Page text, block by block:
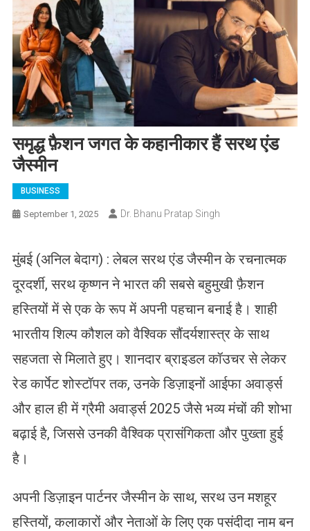
समृद्ध फ़ैशन जगत के कहानीकार हैं सरथ एंड
जैस्मीन
BUSINESS
September 1, 2025 Dr. Bhanu Pratap Singh
मुंबई (अनिल बेदाग) : लेबल सरथ एंड जैस्मीन के रचनात्मक
दूरदर्शी, सरथ कृष्णन ने भारत की सबसे बहुमुखी फ़ैशन
हस्तियों में से एक के रूप में अपनी पहचान बनाई है। शाही
भारतीय शिल्प कौशल को वैश्विक सौंदर्यशास्त्र के साथ
सहजता से मिलाते हुए। शानदार ब्राइडल कॉउचर से लेकर
रेड कार्पेट शोस्टॉपर तक, उनके डिज़ाइनों आईफा अवार्ड्स
और हाल ही में ग्रैमी अवार्ड्स 2025 जैसे भव्य मंचों की शोभा
बढ़ाई है, जिससे उनकी वैश्विक प्रासंगिकता और पुख्ता हुई
है।
अपनी डिज़ाइन पार्टनर जैस्मीन के साथ, सरथ उन मशहूर
हस्तियों, कलाकारों और नेताओं के लिए एक पसंदीदा नाम बन